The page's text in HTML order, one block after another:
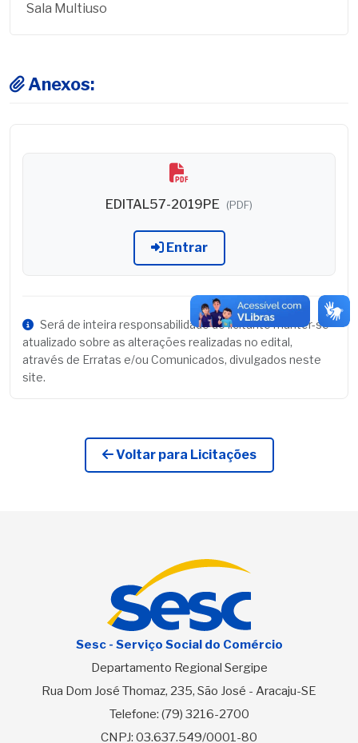
Sala Multiuso
Anexos:
EDITAL57-2019PE (PDF)
Entrar
Será de inteira responsabilidade do licitante manter-se
atualizado sobre as alterações realizadas no edital,
através de Erratas e/ou Comunicados, divulgados neste
site.
Voltar para Licitações
Sesc - Serviço Social do Comércio
Departamento Regional Sergipe
Rua Dom José Thomaz, 235, São José - Aracaju-SE
Telefone: (79) 3216-2700
CNPJ: 03.637.549/0001-80